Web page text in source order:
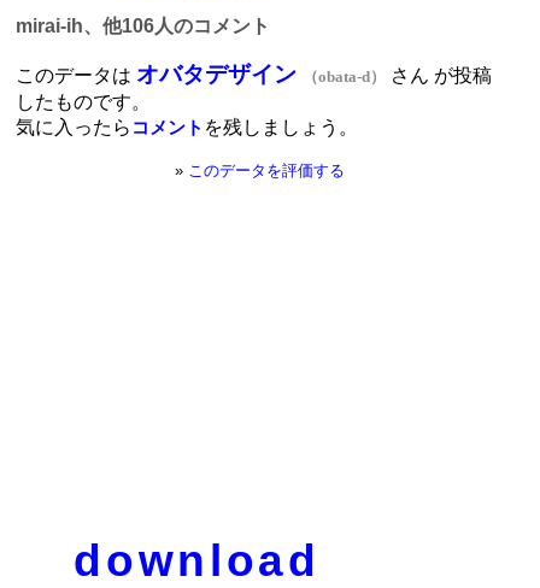
mirai-ih、他106人のコメント
このデータは オバタデザイン （obata-d）
さん が投稿
したものです。
気に入ったら コメント を残しましょう。
» このデータを評価する
download